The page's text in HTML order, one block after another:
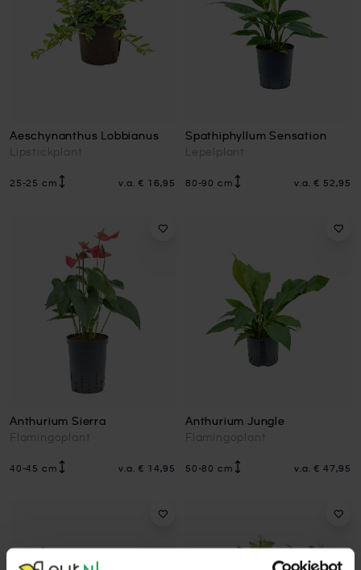
Aeschynanthus Lobbianus
Lipstickplant
25-25 cm v.a. € 16,95
Spathiphyllum Sensation
Lepelplant
80-90 cm v.a. € 52,95
Anthurium Sierra
Flamingoplant
40-45 cm v.a. € 14,95
Anthurium Jungle
Flamingoplant
50-80 cm v.a. € 47,95